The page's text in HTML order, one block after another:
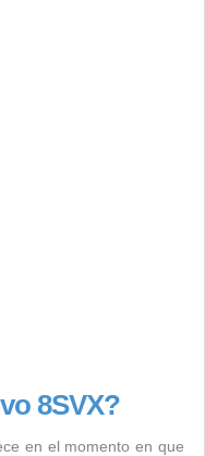
8SVX?
en el momento en que